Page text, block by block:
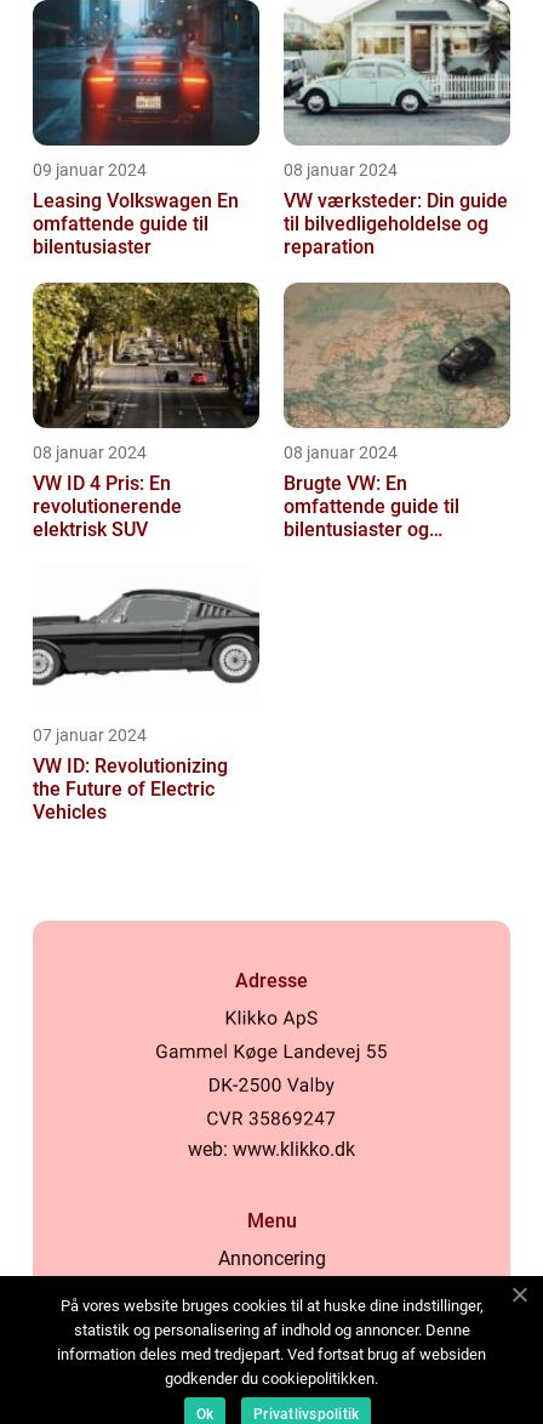
09 januar 2024
Leasing Volkswagen En
omfattende guide til
bilentusiaster
08 januar 2024
VW værksteder: Din guide
til bilvedligeholdelse og
reparation
08 januar 2024
VW ID 4 Pris: En
revolutionerende
elektrisk SUV
08 januar 2024
Brugte VW: En
omfattende guide til
bilentusiaster og
07 januar 2024
VW ID: Revolutionizing
the Future of Electric
Vehicles
Adresse
web: www.klikko.dk
Menu
Annoncering
Cookies
Kontakt os
Sitemap
På vores website bruges cookies til at huske dine indstillinger,
statistik og personalisering af indhold og annoncer. Denne
information deles med tredjepart. Ved fortsat brug af websiden
godkender du cookiepolitikken.
Ok Privatlivspolitik